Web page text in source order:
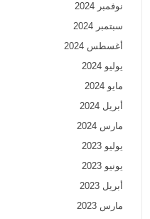
نوفمبر 2024
سبتمبر 2024
أغسطس 2024
يوليو 2024
مايو 2024
أبريل 2024
مارس 2024
يوليو 2023
يونيو 2023
أبريل 2023
مارس 2023